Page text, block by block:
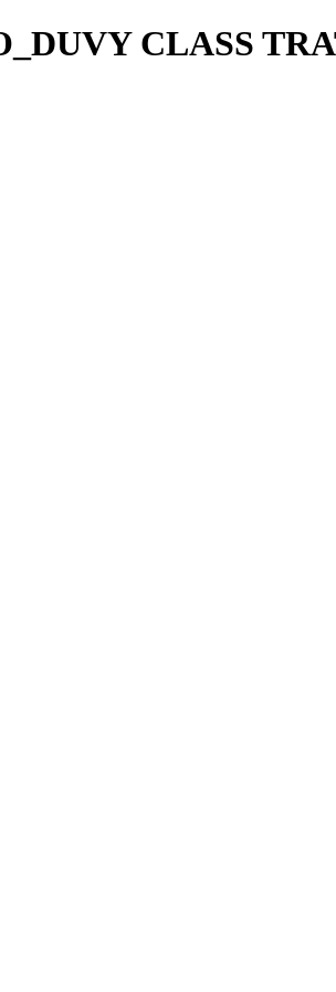
CLASS